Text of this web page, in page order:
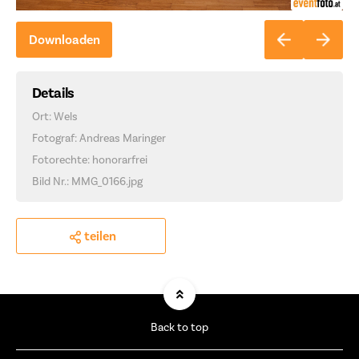
Downloaden
Details
Ort: Wels
Fotograf: Andreas Maringer
Fotorechte: honorarfrei
Bild Nr.: MMG_0166.jpg
teilen
Back to top